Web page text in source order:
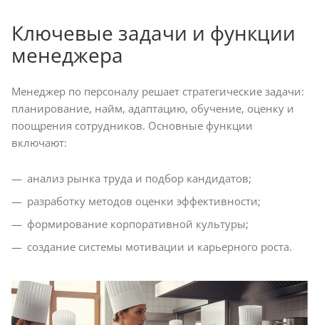
Ключевые задачи и функции
менеджера
Менеджер по персоналу решает стратегические задачи:
планирование, найм, адаптацию, обучение, оценку и
поощрения сотрудников. Основные функции
включают:
анализ рынка труда и подбор кандидатов;
разработку методов оценки эффективности;
формирование корпоративной культуры;
создание системы мотивации и карьерного роста.